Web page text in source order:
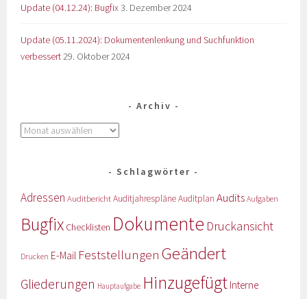
Update (04.12.24): Bugfix 3. Dezember 2024
Update (05.11.2024): Dokumentenlenkung und Suchfunktion
verbessert29. Oktober 2024
Archiv
Schlagwörter
Adressen AuditberichtAuditjahrespläneAuditplan Audits Aufgaben
Bugfix Checklisten Dokumente Druckansicht
Drucken E-Mail Feststellungen Geändert
Gliederungen Hauptaufgabe Hinzugefügt Interne